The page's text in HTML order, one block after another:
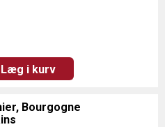
Læg i kurv
Bourgogne